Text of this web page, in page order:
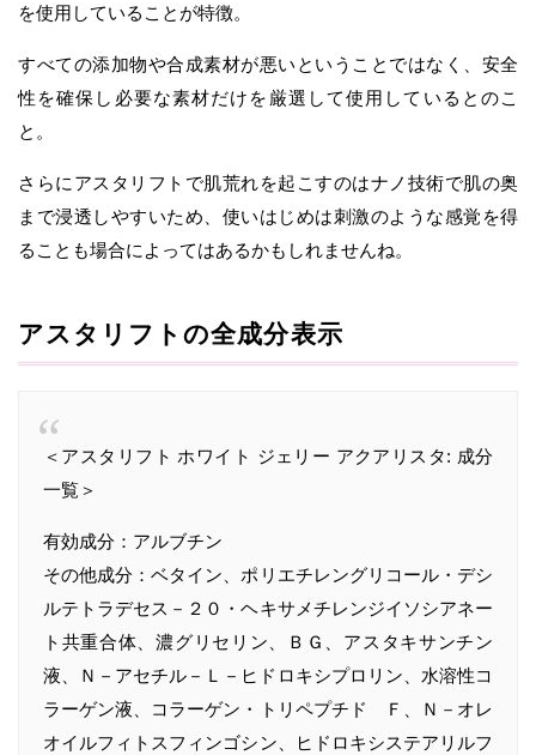
を使用していることが特徴。
すべての添加物や合成素材が悪いということではなく、安全
性を確保し必要な素材だけを厳選して使用しているとのこ
と。
さらにアスタリフトで肌荒れを起こすのはナノ技術で肌の奥
まで浸透しやすいため、使いはじめは刺激のような感覚を得
ることも場合によってはあるかもしれませんね。
アスタリフトの全成分表示
＜アスタリフト ホワイト ジェリー アクアリスタ: 成分
一覧＞
有効成分：アルブチン
その他成分：ベタイン、ポリエチレングリコール・デシ
ルテトラデセス－２０・ヘキサメチレンジイソシアネー
ト共重合体、濃グリセリン、ＢＧ、アスタキサンチン
液、Ｎ－アセチル－Ｌ－ヒドロキシプロリン、水溶性コ
ラーゲン液、コラーゲン・トリペプチド Ｆ、Ｎ－オレ
オイルフィトスフィンゴシン、ヒドロキシステアリルフ